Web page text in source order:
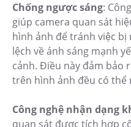
Chống ngược sáng:
giúp camera quan sát
hình ảnh để tránh việc
lệch về ánh sáng mạnh
cảnh. Điều này đảm bảo
trên hình ảnh đều có thể
Công nghệ nhận dạng
quan sát được tích hợp